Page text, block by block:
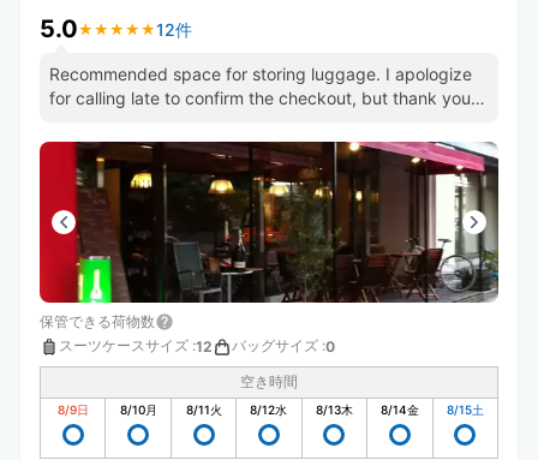
5.0★ ★ ★ ★ ★
★ ★ ★ ★ ★12件
Recommended space for storing luggage. I apologize
for calling late to confirm the checkout, but thank you
保管できる荷物数
スーツケースサイズ :12 バッグサイズ :0
空き時間
8/9日 8/10月 8/11火 8/12水 8/13木 8/14金 8/15土